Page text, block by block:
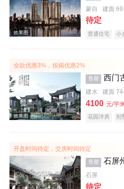
效果图
效果图
蒙自 建面 69
待定
普通住宅 小
全款优惠3%，按揭优惠2%
售罄 西门
建水 建面
4100 元/平
花园洋房 别
开盘时间待定，交房时间待定
售罄 石屏
石屏
待定